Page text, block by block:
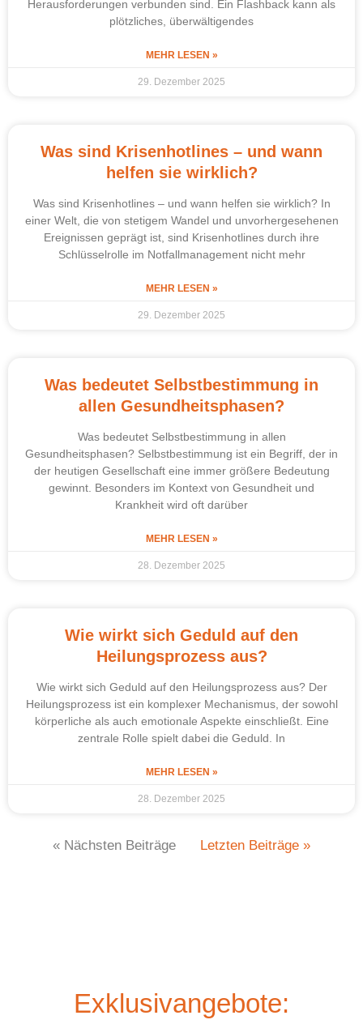
Herausforderungen verbunden sind. Ein Flashback kann als
plötzliches, überwältigendes
MEHR LESEN »
29. Dezember 2025
Was sind Krisenhotlines – und wann
helfen sie wirklich?
Was sind Krisenhotlines – und wann helfen sie wirklich? In
einer Welt, die von stetigem Wandel und unvorhergesehenen
Ereignissen geprägt ist, sind Krisenhotlines durch ihre
Schlüsselrolle im Notfallmanagement nicht mehr
MEHR LESEN »
29. Dezember 2025
Was bedeutet Selbstbestimmung in
allen Gesundheitsphasen?
Was bedeutet Selbstbestimmung in allen
Gesundheitsphasen? Selbstbestimmung ist ein Begriff, der in
der heutigen Gesellschaft eine immer größere Bedeutung
gewinnt. Besonders im Kontext von Gesundheit und
Krankheit wird oft darüber
MEHR LESEN »
28. Dezember 2025
Wie wirkt sich Geduld auf den
Heilungsprozess aus?
Wie wirkt sich Geduld auf den Heilungsprozess aus? Der
Heilungsprozess ist ein komplexer Mechanismus, der sowohl
körperliche als auch emotionale Aspekte einschließt. Eine
zentrale Rolle spielt dabei die Geduld. In
MEHR LESEN »
28. Dezember 2025
« Nächsten Beiträge Letzten Beiträge »
Exklusivangebote: